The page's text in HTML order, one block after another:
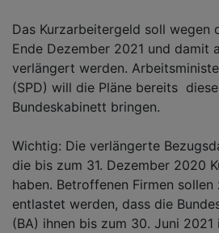
Das Kurzarbeitergeld soll wegen
Ende Dezember 2021 und damit
verlängert werden.
(SPD) will die Pläne bereits
Bundeskabinett bringen.
Wichtig: Die verlängerte
die bis zum 31. Dezember 2020
haben. Betroffenen Firmen
entlastet werden, dass die
(BA) ihnen bis zum 30. Juni